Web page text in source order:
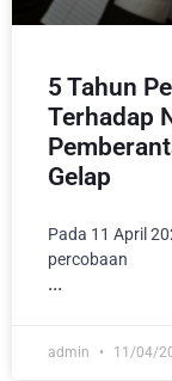
5 Tahun
Terhadap
Gelap
Pada 11 April
percobaan
admin 11/04/